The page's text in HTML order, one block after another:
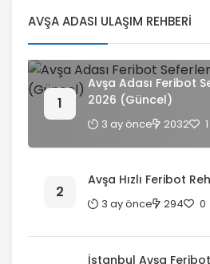
AVŞA ADASI ULAŞIM REHBERI
Avşa Adası Feribot
2026 (Güncel)
3 ay önce 2032 1
Avşa Hızlı Feribot
3 ay önce 294 0
İstanbul Avşa